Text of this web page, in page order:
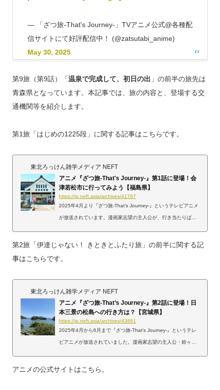
— 「ざつ旅-That's Journey-」TVアニメ公式@各種配
信サイトにて好評配信中！ (@zatsutabi_anime)
May 30, 2025
第9旅（第9話）「温泉で完成して、初日の出 」の前半の旅先は
青森県となっています。本記事では、旅の内容と、登場する交
通機関等を紹介します。
第1旅「はじめの1225段」に関する記事はこちらです。
東北ろっけん雑学メディア NEFT
アニメ『ざつ旅-That's Journey-』第1話に登場！会
津若松市に行ってみよう【福島県】
https://jp.neft.asia/archives/41767
2025年4月より『ざつ旅-That’s Journey-』というテレビアニメ
が放送されています。漫画家志望の主人公が、行き当たりばっ
の記念すべき第1話『はじめの1225段』の旅先は、福島県会津
か」は、なかなか出版社にネームを採用してもらえない、漫画
家志望の女子大生。彼女はサイコロで行き先を決...
第2旅「伊達じゃない！ きときとふたり旅」の前半に関する記
事はこちらです。
東北ろっけん雑学メディア NEFT
アニメ『ざつ旅-That’s Journey-』第2話に登場！日
本三景の松島への行き方は？【宮城県】
https://jp.neft.asia/archives/43861
2025年4月から6月まで『ざつ旅-That’s Journey-』というテレ
ビアニメが放送されていました。漫画家志望の主人公・鈴ヶ森
深めていく物語です。第2話『伊達じゃない！ きときとふたり
アニメの公式サイトはこちら。